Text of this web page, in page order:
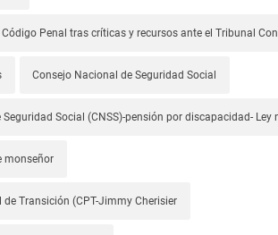
Código Penal tras críticas y recursos ante el Tribunal
Consejo Nacional de Seguridad Social
Social (CNSS)-pensión por discapacidad- Ley
monseñor
de Transición (CPT-Jimmy Cherisier